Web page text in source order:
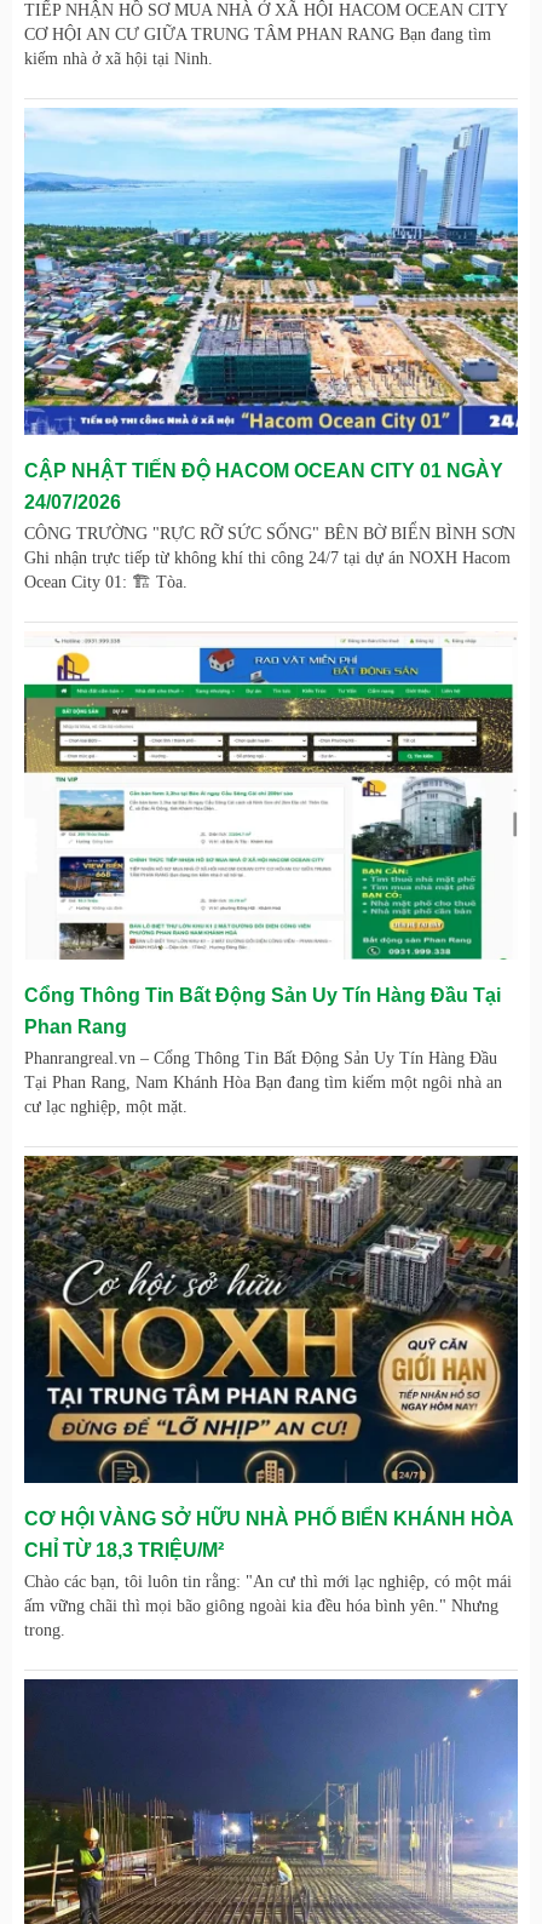
TIẾP NHẬN HỒ SƠ MUA NHÀ Ở XÃ HỘI HACOM OCEAN CITY
CƠ HỘI AN CƯ GIỮA TRUNG TÂM PHAN RANG Bạn đang tìm
kiếm nhà ở xã hội tại Ninh.
CẬP NHẬT TIẾN ĐỘ HACOM OCEAN CITY 01 NGÀY
24/07/2026
CÔNG TRƯỜNG "RỰC RỠ SỨC SỐNG" BÊN BỜ BIỂN BÌNH SƠN
Ghi nhận trực tiếp từ không khí thi công 24/7 tại dự án NOXH Hacom
Ocean City 01: 🏗️ Tòa.
Cổng Thông Tin Bất Động Sản Uy Tín Hàng Đầu Tại
Phan Rang
Phanrangreal.vn – Cổng Thông Tin Bất Động Sản Uy Tín Hàng Đầu
Tại Phan Rang, Nam Khánh Hòa Bạn đang tìm kiếm một ngôi nhà an
cư lạc nghiệp, một mặt.
CƠ HỘI VÀNG SỞ HỮU NHÀ PHỐ BIỂN KHÁNH HÒA
CHỈ TỪ 18,3 TRIỆU/M²
Chào các bạn, tôi luôn tin rằng: "An cư thì mới lạc nghiệp, có một mái
ấm vững chãi thì mọi bão giông ngoài kia đều hóa bình yên." Nhưng
trong.